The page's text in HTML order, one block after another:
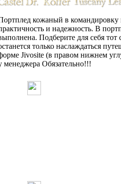
кожаный в командировку
и надежность. В
Подберите для себя
только наслаждаться
Jivosite (в правом нижнем
менеджера Обязательно!!!